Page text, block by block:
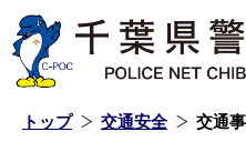
トップ 交通安全 交通